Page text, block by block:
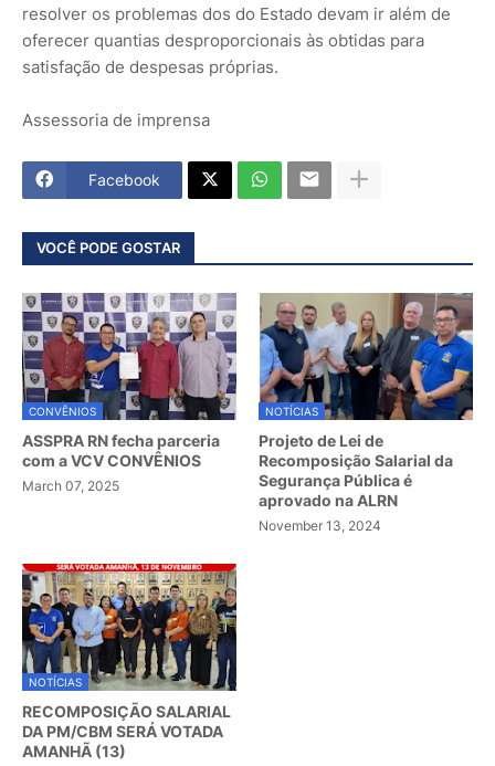
resolver os problemas dos do Estado devam ir além de
oferecer quantias desproporcionais às obtidas para
satisfação de despesas próprias.
Assessoria de imprensa
Facebook
VOCÊ PODE GOSTAR
CONVÊNIOS
ASSPRA RN fecha parceria
com a VCV CONVÊNIOS
March 07, 2025
NOTÍCIAS
Projeto de Lei de
Recomposição Salarial da
Segurança Pública é
aprovado na ALRN
November 13, 2024
NOTÍCIAS
RECOMPOSIÇÃO SALARIAL
DA PM/CBM SERÁ VOTADA
AMANHÃ (13)